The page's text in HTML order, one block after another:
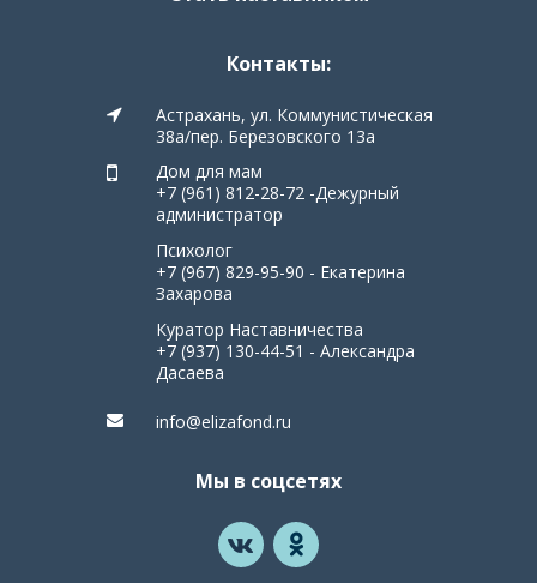
Контакты:
Астрахань, ул. Коммунистическая
38а/пер. Березовского 13а
Дом для мам
+7 (961) 812-28-72 -Дежурный
администратор
Психолог
+7 (967) 829-95-90 - Екатерина
Захарова
Куратор Наставничества
+7 (937) 130-44-51 - Александра
Дасаева
info@elizafond.ru
Мы в соцсетях